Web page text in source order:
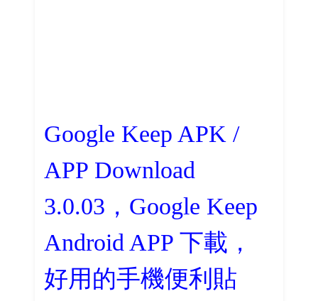
Google Keep APK /
APP Download
3.0.03，Google Keep
Android APP 下載，
好用的手機便利貼